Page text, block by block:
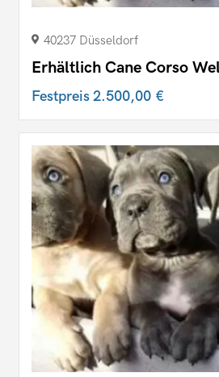
40237 Düsseldorf
Erhältlich Cane Corso
Festpreis2.500,00 €